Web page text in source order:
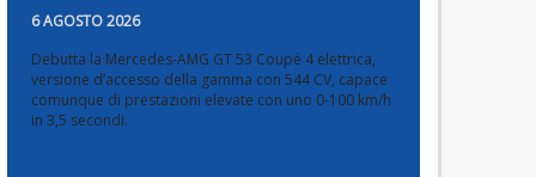
6 AGOSTO 2026
Debutta la Mercedes-AMG GT 53 Coupé 4 elettrica,
versione d’accesso della gamma con 544 CV, capace
comunque di prestazioni elevate con uno 0-100 km/h
in 3,5 secondi.